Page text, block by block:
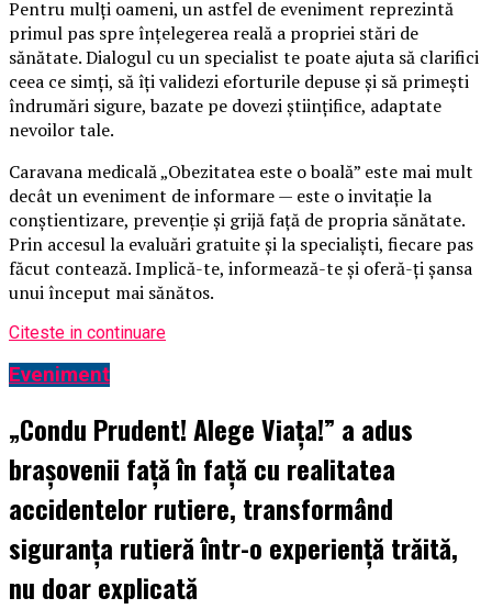
Pentru mulți oameni, un astfel de eveniment reprezintă
primul pas spre înțelegerea reală a propriei stări de
sănătate. Dialogul cu un specialist te poate ajuta să clarifici
ceea ce simți, să îți validezi eforturile depuse și să primești
îndrumări sigure, bazate pe dovezi științifice, adaptate
nevoilor tale.
Caravana medicală „Obezitatea este o boală” este mai mult
decât un eveniment de informare — este o invitație la
conștientizare, prevenție și grijă față de propria sănătate.
Prin accesul la evaluări gratuite și la specialiști, fiecare pas
făcut contează. Implică-te, informează-te și oferă-ți șansa
unui început mai sănătos.
Citeste in continuare
Eveniment
„Condu Prudent! Alege Viața!” a adus
brașovenii față în față cu realitatea
accidentelor rutiere, transformând
siguranța rutieră într-o experiență trăită,
nu doar explicată